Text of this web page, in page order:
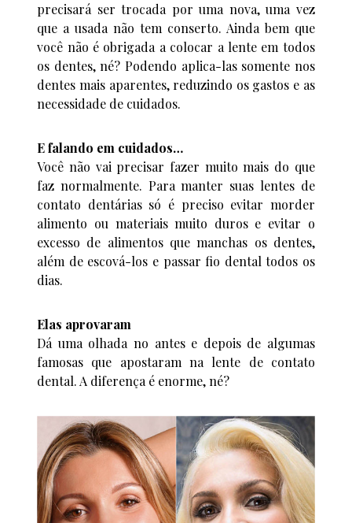
precisará ser trocada por uma nova, uma vez
que a usada não tem conserto. Ainda bem que
você não é obrigada a colocar a lente em todos
os dentes, né? Podendo aplica-las somente nos
dentes mais aparentes, reduzindo os gastos e as
necessidade de cuidados.
E falando em cuidados…
Você não vai precisar fazer muito mais do que
faz normalmente. Para manter suas lentes de
contato dentárias só é preciso evitar morder
alimento ou materiais muito duros e evitar o
excesso de alimentos que manchas os dentes,
além de escová-los e passar fio dental todos os
dias.
Elas aprovaram
Dá uma olhada no antes e depois de algumas
famosas que apostaram na lente de contato
dental. A diferença é enorme, né?